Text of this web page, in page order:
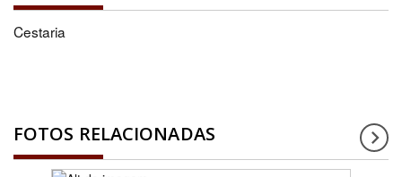
Cestaria
FOTOS RELACIONADAS